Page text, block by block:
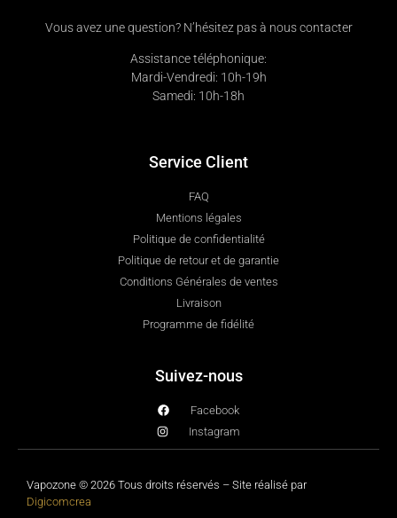
Vous avez une question? N’hésitez pas à nous contacter
Assistance téléphonique:
Mardi-Vendredi: 10h-19h
Samedi: 10h-18h
Service Client
FAQ
Mentions légales
Politique de confidentialité
Politique de retour et de garantie
Conditions Générales de ventes
Livraison
Programme de fidélité
Suivez-nous
Facebook
Instagram
Vapozone © 2026 Tous droits réservés – Site réalisé par
Digicomcrea